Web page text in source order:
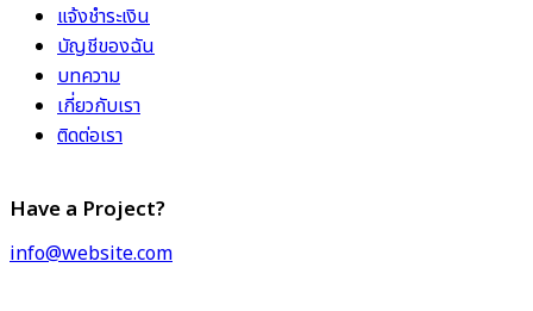
แจ้งชำระเงิน
บัญชีของฉัน
บทความ
เกี่ยวกับเรา
ติดต่อเรา
Have a Project?
info@website.com